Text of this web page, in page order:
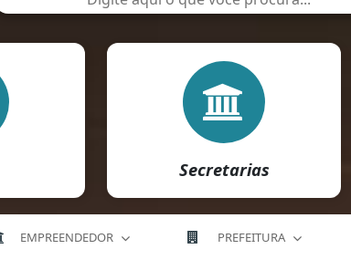
Secretarias
EMPREENDEDOR PREFEITURA